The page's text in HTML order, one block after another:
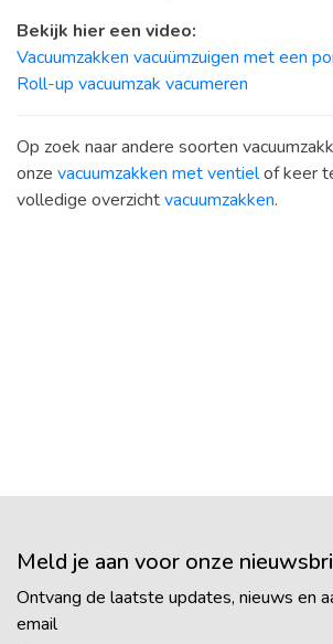
Bekijk hier een video:
Vacuumzakken vacuümzuigen met een
Roll-up vacuumzak vacumeren
Op zoek naar andere soorten
onze vacuumzakken met ventielof keer
volledige overzichtvacuumzakken.
Meld je aan voor onze
Ontvang de laatste updates, nieuws en
email